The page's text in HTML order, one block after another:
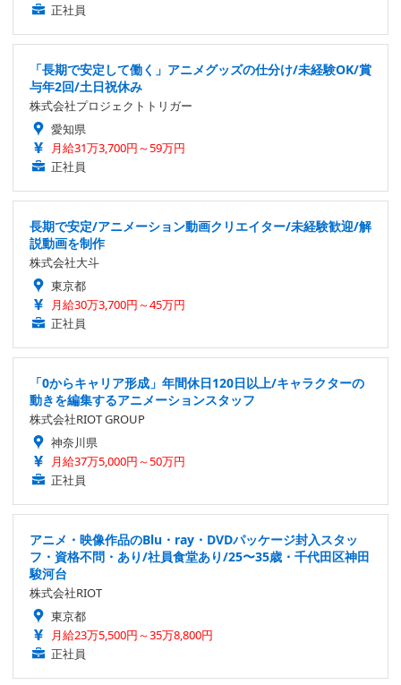
正社員
「長期で安定して働く」アニメグッズの仕分け/未経験OK/賞
与年2回/土日祝休み
株式会社プロジェクトトリガー
愛知県
月給31万3,700円～59万円
正社員
長期で安定/アニメーション動画クリエイター/未経験歓迎/解
説動画を制作
株式会社大斗
東京都
月給30万3,700円～45万円
正社員
「0からキャリア形成」年間休日120日以上/キャラクターの
動きを編集するアニメーションスタッフ
株式会社RIOT GROUP
神奈川県
月給37万5,000円～50万円
正社員
アニメ・映像作品のBlu・ray・DVDパッケージ封入スタッ
フ・資格不問・あり/社員食堂あり/25〜35歳・千代田区神田
駿河台
株式会社RIOT
東京都
月給23万5,500円～35万8,800円
正社員